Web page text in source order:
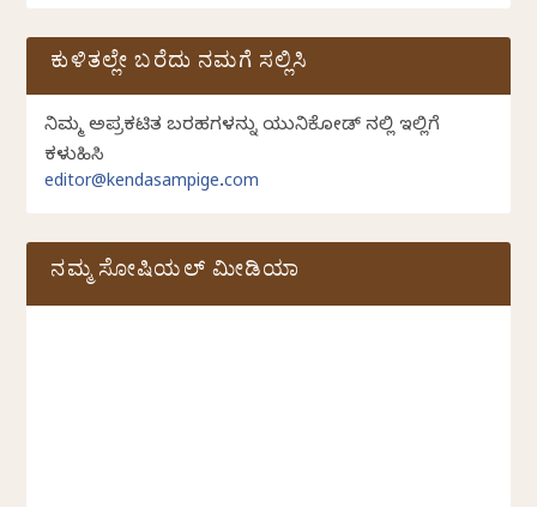
ಕುಳಿತಲ್ಲೇ ಬರೆದು ನಮಗೆ ಸಲ್ಲಿಸಿ
ನಿಮ್ಮ ಅಪ್ರಕಟಿತ ಬರಹಗಳನ್ನು ಯುನಿಕೋಡ್ ನಲ್ಲಿ ಇಲ್ಲಿಗೆ
ಕಳುಹಿಸಿ
editor@kendasampige.com
ನಮ್ಮ ಸೋಷಿಯಲ್‌ ಮೀಡಿಯಾ